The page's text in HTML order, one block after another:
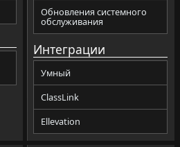
Обновления системного
обслуживания
Интеграции
Умный
ClassLink
Ellevation